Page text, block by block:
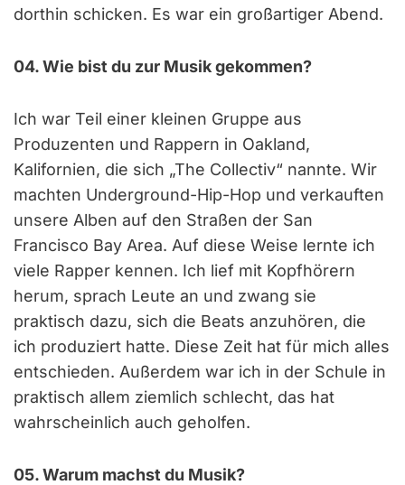
dorthin schicken. Es war ein großartiger Abend.
04. Wie bist du zur Musik gekommen?
Ich war Teil einer kleinen Gruppe aus
Produzenten und Rappern in Oakland,
Kalifornien, die sich „The Collectiv“ nannte. Wir
machten Underground-Hip-Hop und verkauften
unsere Alben auf den Straßen der San
Francisco Bay Area. Auf diese Weise lernte ich
viele Rapper kennen. Ich lief mit Kopfhörern
herum, sprach Leute an und zwang sie
praktisch dazu, sich die Beats anzuhören, die
ich produziert hatte. Diese Zeit hat für mich alles
entschieden. Außerdem war ich in der Schule in
praktisch allem ziemlich schlecht, das hat
wahrscheinlich auch geholfen.
05. Warum machst du Musik?